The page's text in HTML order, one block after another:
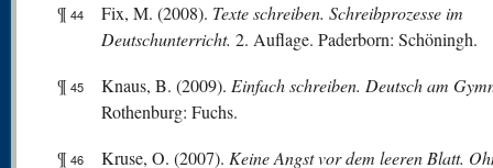
¶ 44 Fix, M. (2008). Texte schreiben. Schreibprozesse im
Deutschunterricht. 2. Auflage. Paderborn: Schöningh.
¶ 45 Knaus, B. (2009). Einfach schreiben. Deutsch am
Rothenburg: Fuchs.
¶ 46 Kruse, O. (2007). Keine Angst vor dem leeren Blatt.